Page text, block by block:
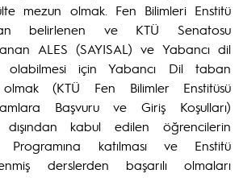
mezun olmak. Fen Bilimleri Enstitü
belirlenen ve KTÜ Senatosu
ALES (SAYISAL) ve Yabancı dil
olabilmesi için Yabancı Dil taban
(KTÜ Fen Bilimler Enstitüsü
Başvuru ve Giriş Koşulları)
kabul edilen öğrencilerin
Programına katılması ve Enstitü
derslerden başarılı olmaları